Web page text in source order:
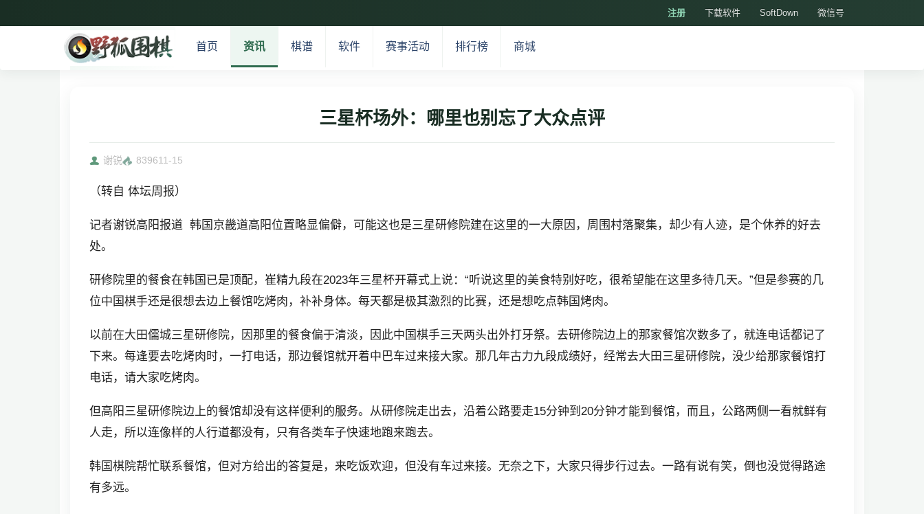
注册 下载软件 SoftDown 微信号
首页 资讯 棋谱 软件 赛事活动 排行榜 商城
三星杯场外：哪里也别忘了大众点评
谢锐 839611-15
（转自 体坛周报）
记者谢锐高阳报道 韩国京畿道高阳位置略显偏僻，可能这也是三星研修院建在这里的一大原因，周围村落聚集，却少有人迹，是个休养的好去
处。
研修院里的餐食在韩国已是顶配，崔精九段在2023年三星杯开幕式上说：“听说这里的美食特别好吃，很希望能在这里多待几天。”但是参赛的几
位中国棋手还是很想去边上餐馆吃烤肉，补补身体。每天都是极其激烈的比赛，还是想吃点韩国烤肉。
以前在大田儒城三星研修院，因那里的餐食偏于清淡，因此中国棋手三天两头出外打牙祭。去研修院边上的那家餐馆次数多了，就连电话都记了
下来。每逢要去吃烤肉时，一打电话，那边餐馆就开着中巴车过来接大家。那几年古力九段成绩好，经常去大田三星研修院，没少给那家餐馆打
电话，请大家吃烤肉。
但高阳三星研修院边上的餐馆却没有这样便利的服务。从研修院走出去，沿着公路要走15分钟到20分钟才能到餐馆，而且，公路两侧一看就鲜有
人走，所以连像样的人行道都没有，只有各类车子快速地跑来跑去。
韩国棋院帮忙联系餐馆，但对方给出的答复是，来吃饭欢迎，但没有车过来接。无奈之下，大家只得步行过去。一路有说有笑，倒也没觉得路途
有多远。